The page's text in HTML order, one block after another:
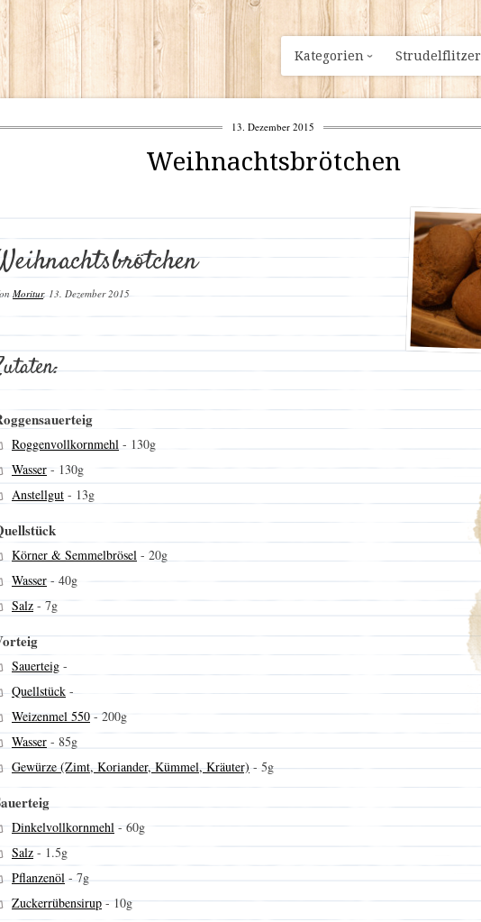
Kategorien Strudelflitzer
13. Dezember 2015
Weihnachtsbrötchen
Moritur,13. Dezember 2015
Roggenvollkornmehl - 130g
Wasser - 130g
Anstellgut - 13g
Körner & Semmelbrösel - 20g
Wasser - 40g
Salz - 7g
Sauerteig -
Quellstück -
Weizenmel 550 - 200g
Wasser - 85g
Gewürze (Zimt, Koriander, Kümmel, Kräuter) - 5g
Dinkelvollkornmehl -60g
Salz - 1.5g
Pflanzenöl - 7g
Zuckerrübensirup-10g